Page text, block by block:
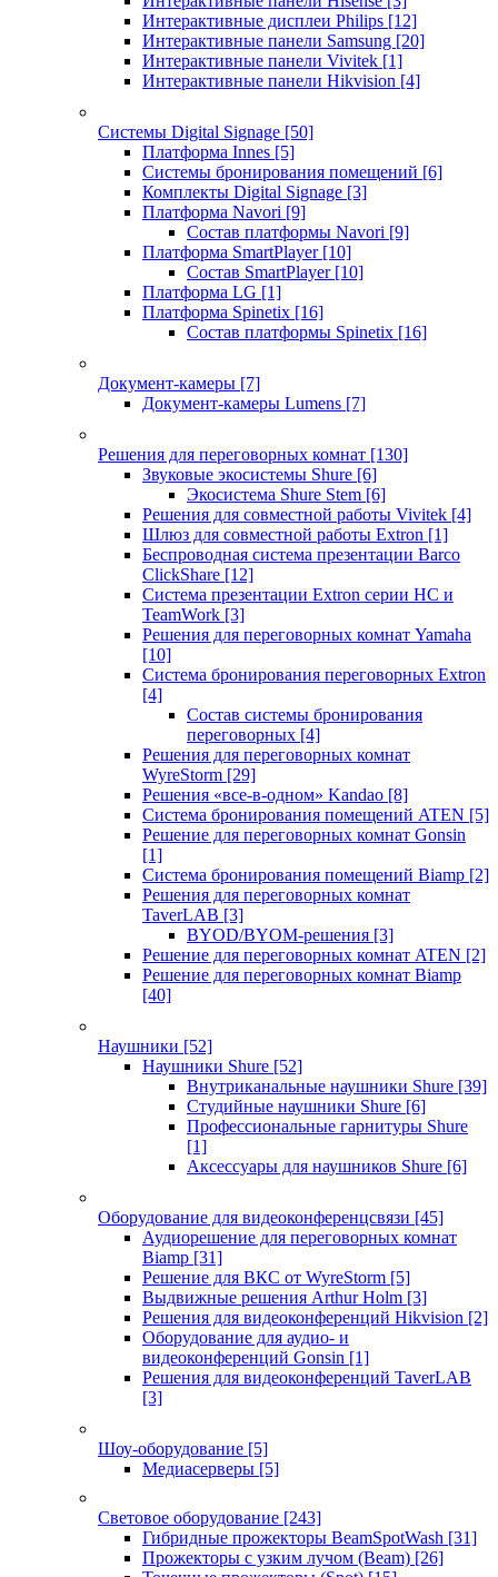
Интерактивные дисплеи Philips [12]
Интерактивные панели Samsung [20]
Интерактивные панели Vivitek [1]
Интерактивные панели Hikvision [4]
Системы Digital Signage [50]
Платформа Innes [5]
Системы бронирования помещений [6]
Комплекты Digital Signage [3]
Платформа Navori [9]
Состав платформы Navori [9]
Платформа SmartPlayer [10]
Состав SmartPlayer [10]
Платформа LG [1]
Платформа Spinetix [16]
Состав платформы Spinetix [16]
Документ-камеры [7]
Документ-камеры Lumens [7]
Решения для переговорных комнат [130]
Звуковые экосистемы Shure [6]
Экосистема Shure Stem [6]
Решения для совместной работы Vivitek [4]
Шлюз для совместной работы Extron [1]
Беспроводная система презентации Barco
ClickShare [12]
Система презентации Extron серии HC и
TeamWork [3]
Решения для переговорных комнат Yamaha
[10]
Система бронирования переговорных Extron
[4]
Состав системы бронирования
переговорных [4]
Решения для переговорных комнат
WyreStorm [29]
Решения «все-в-одном» Kandao [8]
Система бронирования помещений ATEN [5]
Решение для переговорных комнат Gonsin
[1]
Система бронирования помещений Biamp [2]
Решения для переговорных комнат
TaverLAB [3]
BYOD/BYOM-решения [3]
Решение для переговорных комнат ATEN [2]
Решение для переговорных комнат Biamp
[40]
Наушники [52]
Наушники Shure [52]
Внутриканальные наушники Shure [39]
Студийные наушники Shure [6]
Профессиональные гарнитуры Shure
[1]
Аксессуары для наушников Shure [6]
Оборудование для видеоконференцсвязи [45]
Аудиорешение для переговорных комнат
Biamp [31]
Решение для ВКС от WyreStorm [5]
Выдвижные решения Arthur Holm [3]
Решения для видеоконференций Hikvision [2]
Оборудование для аудио- и
видеоконференций Gonsin [1]
Решения для видеоконференций TaverLAB
[3]
Шоу-оборудование [5]
Медиасерверы [5]
Световое оборудование [243]
Гибридные прожекторы BeamSpotWash [31]
Прожекторы с узким лучом (Beam) [26]